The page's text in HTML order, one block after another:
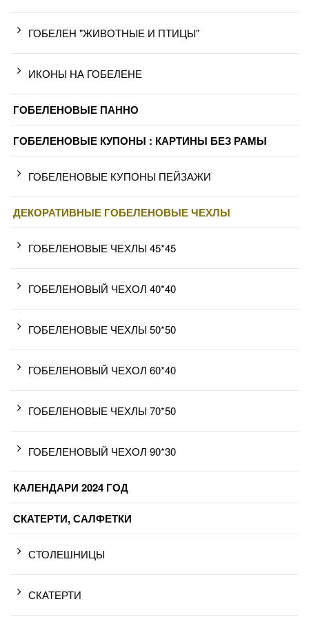
ГОБЕЛЕН "ЖИВОТНЫЕ И ПТИЦЫ"
ИКОНЫ НА ГОБЕЛЕНЕ
ГОБЕЛЕНОВЫЕ ПАННО
ГОБЕЛЕНОВЫЕ КУПОНЫ : КАРТИНЫ БЕЗ РАМЫ
ГОБЕЛЕНОВЫЕ КУПОНЫ ПЕЙЗАЖИ
ДЕКОРАТИВНЫЕ ГОБЕЛЕНОВЫЕ ЧЕХЛЫ
ГОБЕЛЕНОВЫЕ ЧЕХЛЫ 45*45
ГОБЕЛЕНОВЫЙ ЧЕХОЛ 40*40
ГОБЕЛЕНОВЫЕ ЧЕХЛЫ 50*50
ГОБЕЛЕНОВЫЙ ЧЕХОЛ 60*40
ГОБЕЛЕНОВЫЕ ЧЕХЛЫ 70*50
ГОБЕЛЕНОВЫЙ ЧЕХОЛ 90*30
КАЛЕНДАРИ 2024 ГОД
СКАТЕРТИ, САЛФЕТКИ
СТОЛЕШНИЦЫ
СКАТЕРТИ